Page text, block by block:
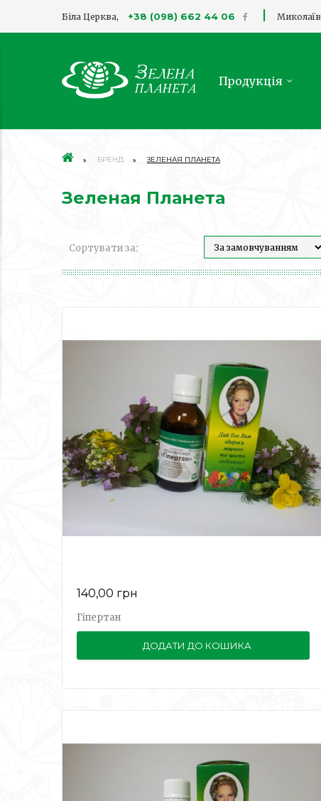
Біла Церква, +38 (098) 662 44 06 Миколаїв
Продукція
БРЕНД ЗЕЛЕНАЯ ПЛАНЕТА
Зеленая Планета
Сортувати за:
140,00 грн
Гіпертан
ДОДАТИ ДО КОШИКА